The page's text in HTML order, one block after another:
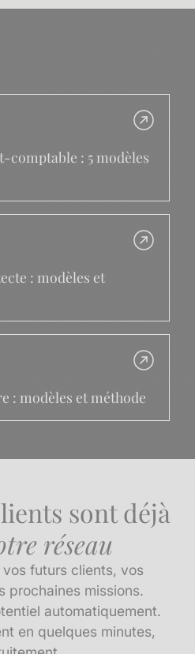
comptable : 5 modèles
: modèles et
: modèles et méthode
sont déjà
réseau
futurs clients, vos
prochaines missions.
automatiquement.
en quelques minutes,